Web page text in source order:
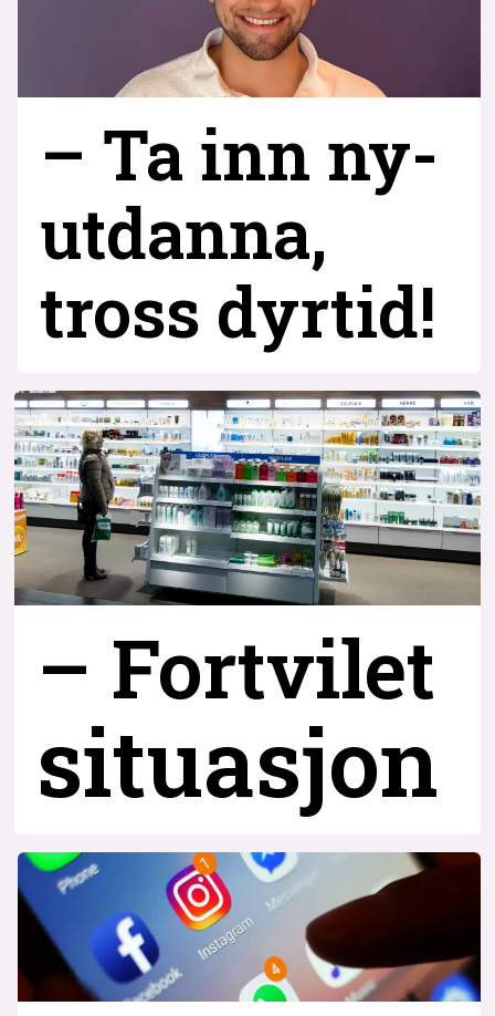
– Ta inn ny­
utdanna,
tross dyrtid!
– Fortvilet
situasjon